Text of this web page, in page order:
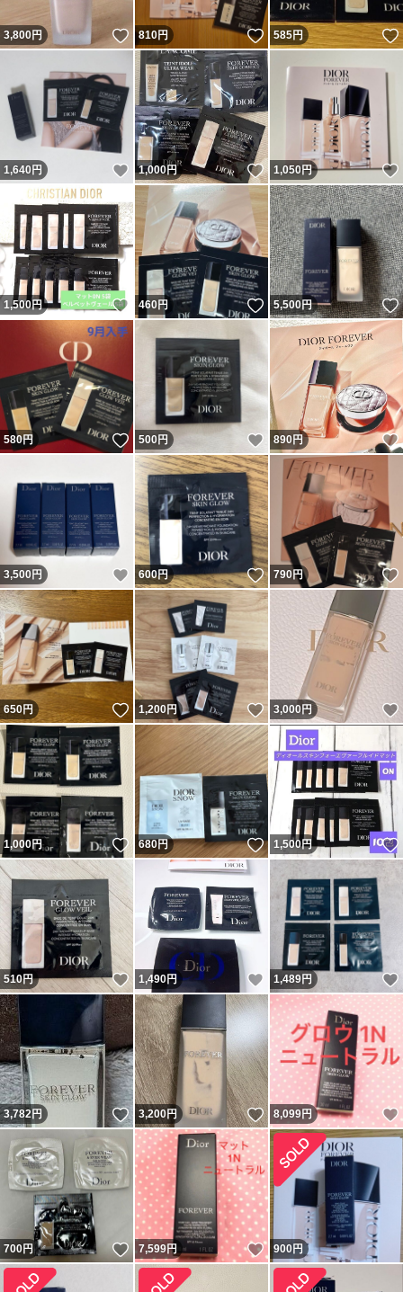
3,800円 いいね！
810円 いいね！
585円
1,640 円 いいね！
1,000円 いいね！
1,050円
1,500円 いいね！
460円 いいね！
5,500円
580円 いいね！
500円 いいね！
890円
3,500円 いいね！
600円 いいね！
790円
650円 いいね！
1,200円 いいね！
3,000円
1,000円 いいね！
680円 いいね！
1,500円
510円 いいね！
1,490円 いいね！
1,489円
3,782円 いいね！
3,200円 いいね！
8,099円
700円 いいね！
7,599円 いいね！
900円